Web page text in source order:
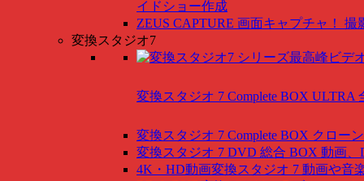
イドショー作成
ZEUS CAPTURE 画面キャプチャ！ 撮
変換スタジオ7
変換スタジオ 7 Complete BOX ULTRA
変換スタジオ 7 Complete BOX クロー
変換スタジオ 7 DVD 総合 BOX 動画、
4K・HD動画変換スタジオ 7 動画や音